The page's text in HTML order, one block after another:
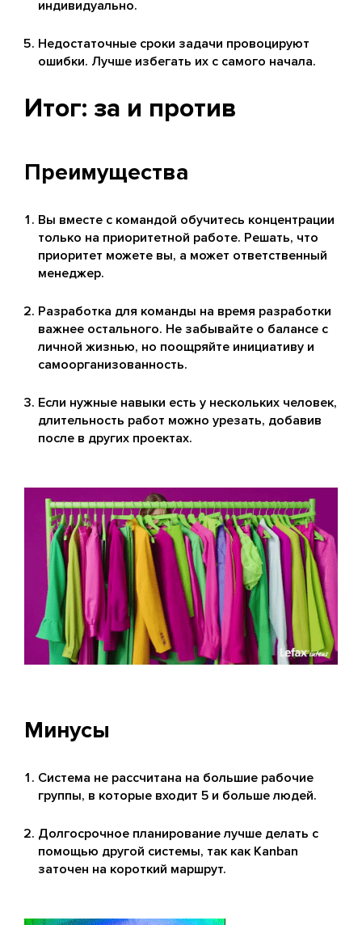
индивидуально.
Недостаточные сроки задачи провоцируют
ошибки. Лучше избегать их с самого начала.
Итог: за и против
Преимущества
Вы вместе с командой обучитесь концентрации
только на приоритетной работе. Решать, что
приоритет можете вы, а может ответственный
менеджер.
Разработка для команды на время разработки
важнее остального. Не забывайте о балансе с
личной жизнью, но поощряйте инициативу и
самоорганизованность.
Если нужные навыки есть у нескольких человек,
длительность работ можно урезать, добавив
после в других проектах.
Минусы
Система не рассчитана на большие рабочие
группы, в которые входит 5 и больше людей.
Долгосрочное планирование лучше делать с
помощью другой системы, так как Kanban
заточен на короткий маршрут.